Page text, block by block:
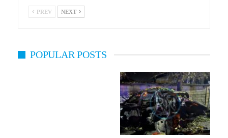
PREV NEXT
POPULAR POSTS